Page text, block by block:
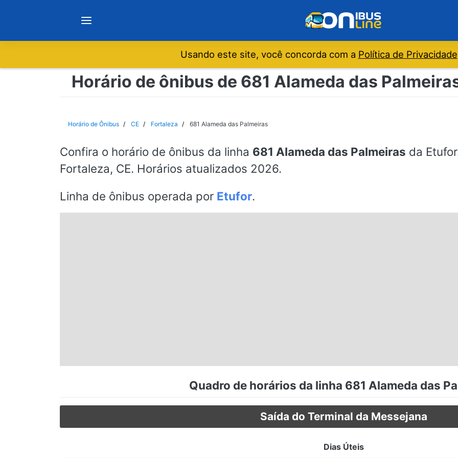
Notícias
São Paulo
Rio de Janeiro
Nordeste
Usando este site, você concorda com a Política de Privacidade
Horário de ônibus de 681 Alameda das
Horário de Ônibus CE Fortaleza 681 Alameda das Palmeiras
Confira o horário de ônibus da linha 681 Alameda das Palmeiras da
Fortaleza, CE. Horários atualizados 2026.
Linha de ônibus operada por Etufor.
Quadro de horários da linha 681 Alameda das
Saída do Terminal da Messejana
Dias Úteis